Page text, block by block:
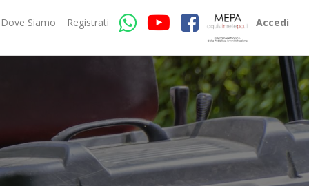
Dove Siamo Registrati Accedi